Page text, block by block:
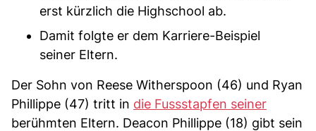
erst kürzlich die Highschool ab.
Damit folgte er dem Karriere-Beispiel
seiner Eltern.
Der Sohn von Reese Witherspoon (46) und Ryan
Phillippe (47) tritt in die Fussstapfen seiner
berühmten Eltern. Deacon Phillippe (18) gibt sein